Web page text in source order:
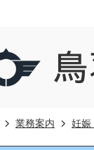
業務案内 妊娠